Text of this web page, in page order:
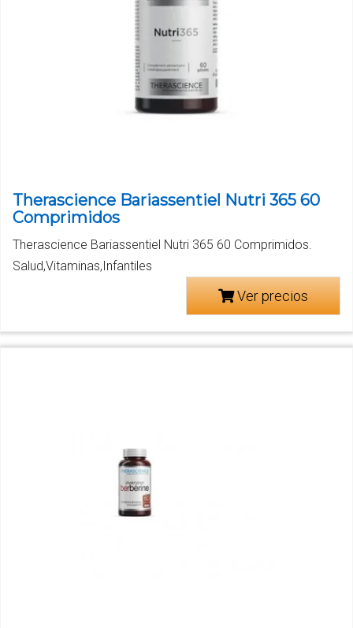
Therascience Bariassentiel Nutri 365 60
Comprimidos
Therascience Bariassentiel Nutri 365 60 Comprimidos.
Salud,Vitaminas,Infantiles
Ver precios